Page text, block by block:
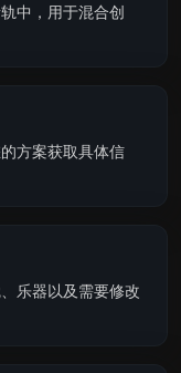
中，用于混合创
方案获取具体信
乐器以及需要修改